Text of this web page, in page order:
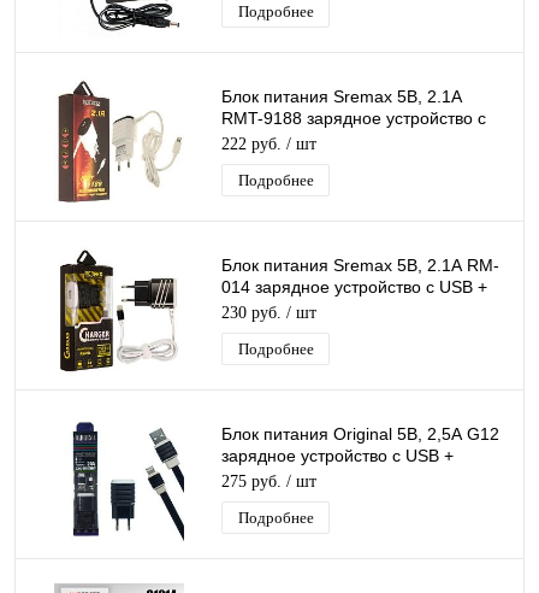
Подробнее
Блок питания Sremax 5В, 2.1А
RMT-9188 зарядное устройство с
USB + кабель Iphone 1,2 м черный
222 руб. / шт
Подробнее
Блок питания Sremax 5В, 2.1А RM-
014 зарядное устройство с USB +
кабель Iphone 1,2 м черный
230 руб. / шт
Подробнее
Блок питания Original 5В, 2,5А G12
зарядное устройство с USB +
кабель Iphone 1 м черный
275 руб. / шт
Подробнее